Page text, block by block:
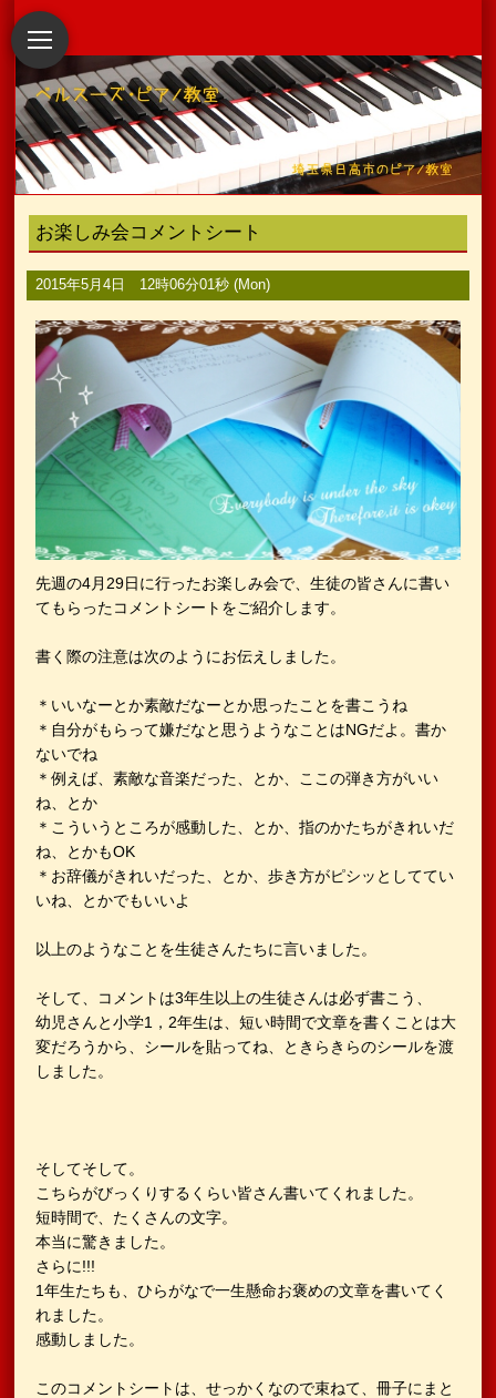
お楽しみ会コメントシート
2015年5月4日 12時06分01秒 (Mon)
先週の4月29日に行ったお楽しみ会で、生徒の皆さんに書い
てもらったコメントシートをご紹介します。
書く際の注意は次のようにお伝えしました。
＊いいなーとか素敵だなーとか思ったことを書こうね
＊自分がもらって嫌だなと思うようなことはNGだよ。書か
ないでね
＊例えば、素敵な音楽だった、とか、ここの弾き方がいい
ね、とか
＊こういうところが感動した、とか、指のかたちがきれいだ
ね、とかもOK
＊お辞儀がきれいだった、とか、歩き方がピシッとしててい
いね、とかでもいいよ
以上のようなことを生徒さんたちに言いました。
そして、コメントは3年生以上の生徒さんは必ず書こう、
幼児さんと小学1，2年生は、短い時間で文章を書くことは大
変だろうから、シールを貼ってね、ときらきらのシールを渡
しました。
そしてそして。
こちらがびっくりするくらい皆さん書いてくれました。
短時間で、たくさんの文字。
本当に驚きました。
さらに!!!
1年生たちも、ひらがなで一生懸命お褒めの文章を書いてく
れました。
感動しました。
このコメントシートは、せっかくなので束ねて、冊子にまと